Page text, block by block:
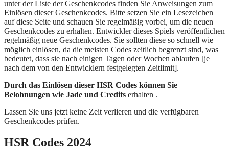
unter der Liste der Geschenkcodes finden Sie Anweisungen zum
Einlösen dieser Geschenkcodes. Bitte setzen Sie ein Lesezeichen
auf diese Seite und schauen Sie regelmäßig vorbei, um die neuen
Geschenkcodes zu erhalten. Entwickler dieses Spiels veröffentlichen
regelmäßig neue Geschenkcodes. Sie sollten diese so schnell wie
möglich einlösen, da die meisten Codes zeitlich begrenzt sind, was
bedeutet, dass sie nach einigen Tagen oder Wochen ablaufen [je
nach dem von den Entwicklern festgelegten Zeitlimit].
Durch das Einlösen dieser HSR Codes können Sie
Belohnungen wie Jade und Credits erhalten .
Lassen Sie uns jetzt keine Zeit verlieren und die verfügbaren
Geschenkcodes prüfen.
HSR Codes 2024